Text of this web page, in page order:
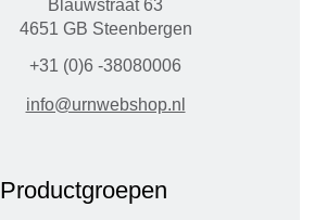
Blauwstraat 63
4651 GB Steenbergen
+31 (0)6 -38080006
info@urnwebshop.nl
Productgroepen